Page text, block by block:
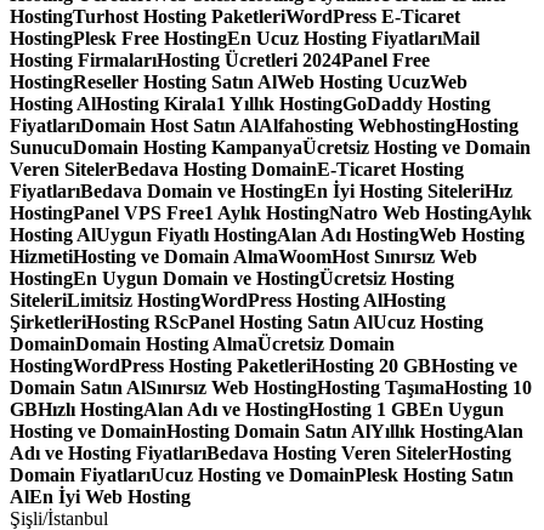
HostingTurhost Hosting PaketleriWordPress E-Ticaret
HostingPlesk Free HostingEn Ucuz Hosting FiyatlarıMail
Hosting FirmalarıHosting Ücretleri 2024Panel Free
HostingReseller Hosting Satın AlWeb Hosting UcuzWeb
Hosting AlHosting Kirala1 Yıllık HostingGoDaddy Hosting
FiyatlarıDomain Host Satın AlAlfahosting WebhostingHosting
SunucuDomain Hosting KampanyaÜcretsiz Hosting ve Domain
Veren SitelerBedava Hosting DomainE-Ticaret Hosting
FiyatlarıBedava Domain ve HostingEn İyi Hosting SiteleriHız
HostingPanel VPS Free1 Aylık HostingNatro Web HostingAylık
Hosting AlUygun Fiyatlı HostingAlan Adı HostingWeb Hosting
HizmetiHosting ve Domain AlmaWoomHost Sınırsız Web
HostingEn Uygun Domain ve HostingÜcretsiz Hosting
SiteleriLimitsiz HostingWordPress Hosting AlHosting
ŞirketleriHosting RScPanel Hosting Satın AlUcuz Hosting
DomainDomain Hosting AlmaÜcretsiz Domain
HostingWordPress Hosting PaketleriHosting 20 GBHosting ve
Domain Satın AlSınırsız Web HostingHosting TaşımaHosting 10
GBHızlı HostingAlan Adı ve HostingHosting 1 GBEn Uygun
Hosting ve DomainHosting Domain Satın AlYıllık HostingAlan
Adı ve Hosting FiyatlarıBedava Hosting Veren SitelerHosting
Domain FiyatlarıUcuz Hosting ve DomainPlesk Hosting Satın
AlEn İyi Web Hosting
Şişli/İstanbul